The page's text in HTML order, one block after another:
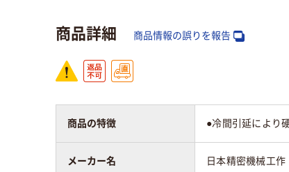
商品詳細 商品情報の誤りを報告
商品の特徴 ●冷間引延により
メーカー名 日本精密機械工作